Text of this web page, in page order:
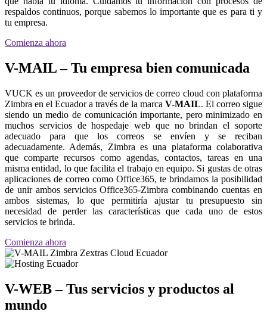
respaldos continuos, porque sabemos lo importante que es para ti y
tu empresa.
Comienza ahora
V-MAIL – Tu empresa bien comunicada
VUCK es un proveedor de servicios de correo cloud con plataforma
Zimbra en el Ecuador a través de la marca V-MAIL. El correo sigue
siendo un medio de comunicación importante, pero minimizado en
muchos servicios de hospedaje web que no brindan el soporte
adecuado para que los correos se envíen y se reciban
adecuadamente. Además, Zimbra es una plataforma colaborativa
que comparte recursos como agendas, contactos, tareas en una
misma entidad, lo que facilita el trabajo en equipo. Si gustas de otras
aplicaciones de correo como Office365, te brindamos la posibilidad
de unir ambos servicios Office365-Zimbra combinando cuentas en
ambos sistemas, lo que permitiría ajustar tu presupuesto sin
necesidad de perder las características que cada uno de estos
servicios te brinda.
Comienza ahora
V-WEB – Tus servicios y productos al
mundo